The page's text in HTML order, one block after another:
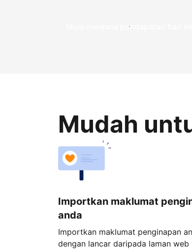
Mula menjana pendapatan hari ini
Mudah
Importkan maklumat
anda
Importkan maklumat penginapan
dengan lancar daripada laman web